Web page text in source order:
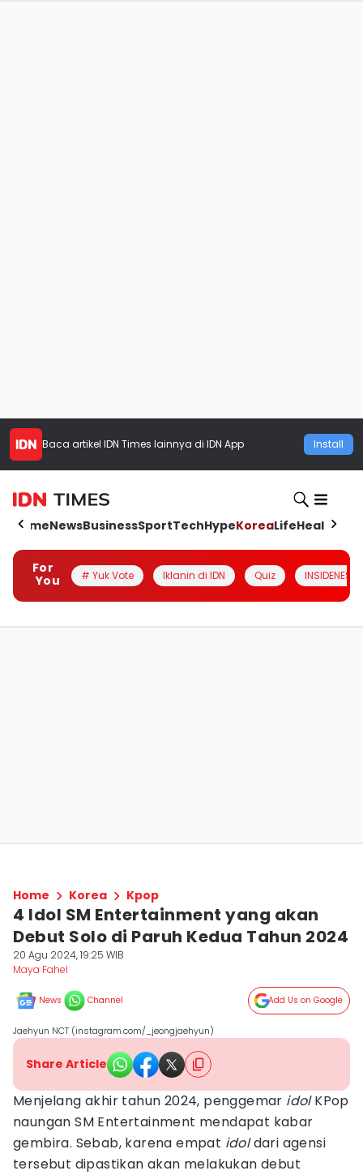
Baca artikel IDN Times lainnya di IDN App Install
HomeNewsBusinessSportTechHypeKoreaLifeHealth
For
You
# Yuk Vote Iklanin di IDN Quiz INSIDENESIA
Home Korea Kpop
4 Idol SM Entertainment yang akan
Debut Solo di Paruh Kedua Tahun 2024
20 Agu 2024, 19:25 WIB
Maya Fahel
News Channel Add Us on Google
Jaehyun NCT (instagram.com/_jeongjaehyun)
Share Article
Menjelang akhir tahun 2024, penggemar idolKPop
naungan SM Entertainment mendapat kabar
gembira. Sebab, karena empat idoldari agensi
tersebut dipastikan akan melakukan debut